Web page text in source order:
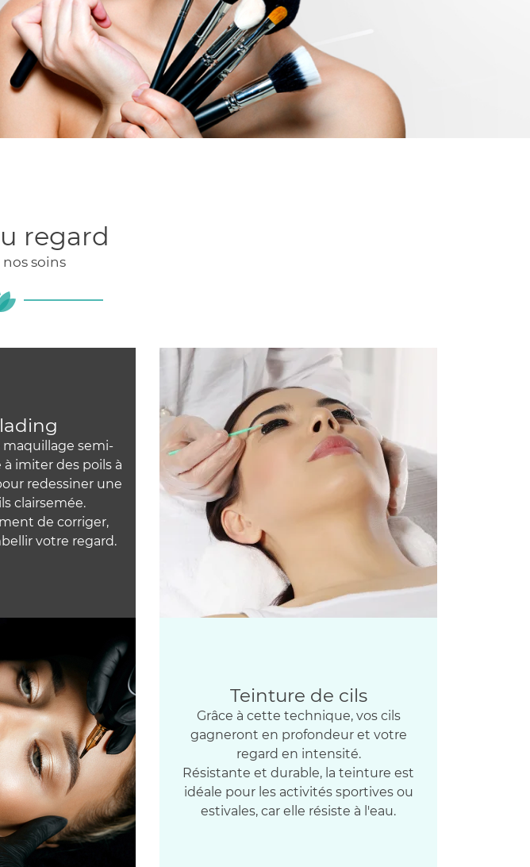
regard
soins
semi-
imiter des poils à
redessiner une
clairsemée.
de corriger,
votre regard.
Teinture de cils
Grâce à cette technique, vos cils
gagneront en profondeur et votre
regard en intensité.
Résistante et durable, la teinture est
idéale pour les activités sportives ou
estivales, car elle résiste à l'eau.